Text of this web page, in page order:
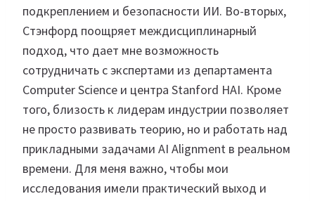
подкреплением и безопасности ИИ. Во-вторых,
Стэнфорд поощряет междисциплинарный
подход, что дает мне возможность
сотрудничать с экспертами из департамента
Computer Science и центра Stanford HAI. Кроме
того, близость к лидерам индустрии позволяет
не просто развивать теорию, но и работать над
прикладными задачами AI Alignment в реальном
времени. Для меня важно, чтобы мои
исследования имели практический выход и